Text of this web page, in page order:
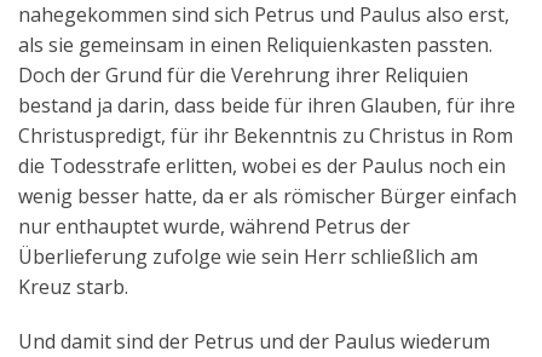
nahegekommen sind sich Petrus und Paulus also erst,
als sie gemeinsam in einen Reliquienkasten passten.
Doch der Grund für die Verehrung ihrer Reliquien
bestand ja darin, dass beide für ihren Glauben, für ihre
Christuspredigt, für ihr Bekenntnis zu Christus in Rom
die Todesstrafe erlitten, wobei es der Paulus noch ein
wenig besser hatte, da er als römischer Bürger einfach
nur enthauptet wurde, während Petrus der
Überlieferung zufolge wie sein Herr schließlich am
Kreuz starb.
Und damit sind der Petrus und der Paulus wiederum